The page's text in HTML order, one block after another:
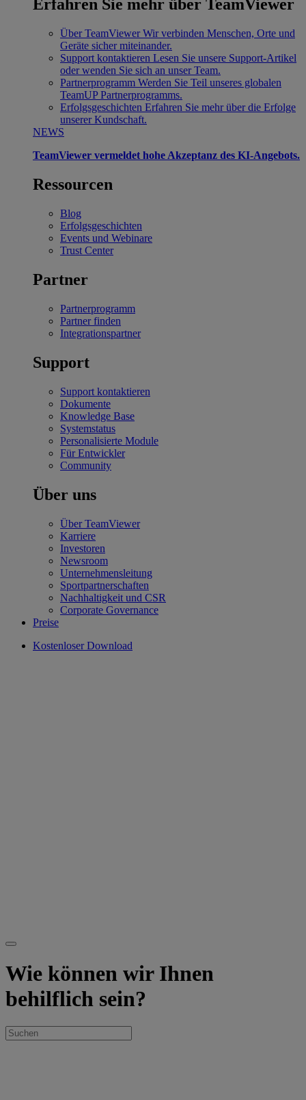
Erfahren Sie mehr über TeamViewer
Über TeamViewer Wir verbinden Menschen, Orte und
Geräte sicher miteinander.
Support kontaktieren Lesen Sie unsere Support-Artikel
oder wenden Sie sich an unser Team.
Partnerprogramm Werden Sie Teil unseres globalen
TeamUP Partnerprogramms.
Erfolgsgeschichten Erfahren Sie mehr über die Erfolge
unserer Kundschaft.
NEWS
TeamViewer vermeldet hohe Akzeptanz des KI-Angebots.
Ressourcen
Blog
Erfolgsgeschichten
Events und Webinare
Trust Center
Partner
Partnerprogramm
Partner finden
Integrationspartner
Support
Support kontaktieren
Dokumente
Knowledge Base
Systemstatus
Personalisierte Module
Für Entwickler
Community
Über uns
Über TeamViewer
Karriere
Investoren
Newsroom
Unternehmensleitung
Sportpartnerschaften
Nachhaltigkeit und CSR
Corporate Governance
Preise
Kostenloser Download
Wie können wir Ihnen
behilflich sein?